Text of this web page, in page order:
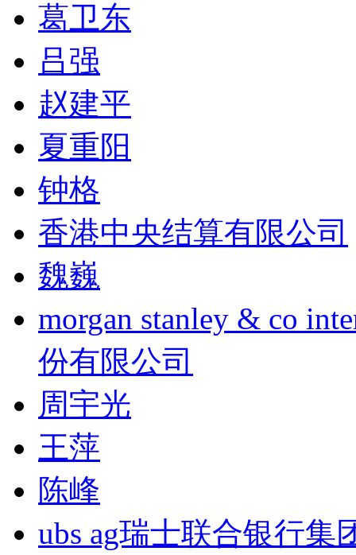
葛卫东
吕强
赵建平
夏重阳
钟格
香港中央结算有限公司
魏巍
morgan stanley & co
份有限公司
周宇光
王萍
陈峰
ubs ag瑞士联合银行集